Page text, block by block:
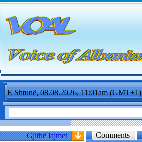
E Shtunë, 08.08.2026, 11:01am (GMT+1)
Gjithë lajmet
Comments